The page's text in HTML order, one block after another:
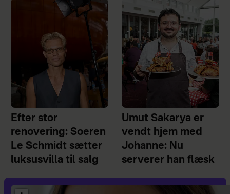
Efter stor
renovering: Soeren
Le Schmidt sætter
luksusvilla til salg
Umut Sakarya er
vendt hjem med
Johanne: Nu
serverer han flæsk